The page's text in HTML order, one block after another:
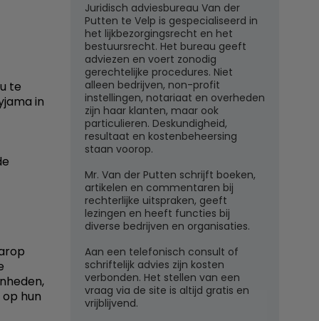
te
in
hun
Juridisch adviesbureau Van der
Putten te Velp is gespecialiseerd in
het lijkbezorgingsrecht en het
bestuursrecht. Het bureau geeft
adviezen en voert zonodig
gerechtelijke procedures. Niet
alleen bedrijven, non-profit
instellingen, notariaat en overheden
zijn haar klanten, maar ook
particulieren. Deskundigheid,
resultaat en kostenbeheersing
staan voorop.
Mr. Van der Putten schrijft boeken,
artikelen en commentaren bij
rechterlijke uitspraken, geeft
lezingen en heeft functies bij
diverse bedrijven en organisaties.
Aan een telefonisch consult of
schriftelijk advies zijn kosten
verbonden. Het stellen van een
vraag via de site is altijd gratis en
vrijblijvend.